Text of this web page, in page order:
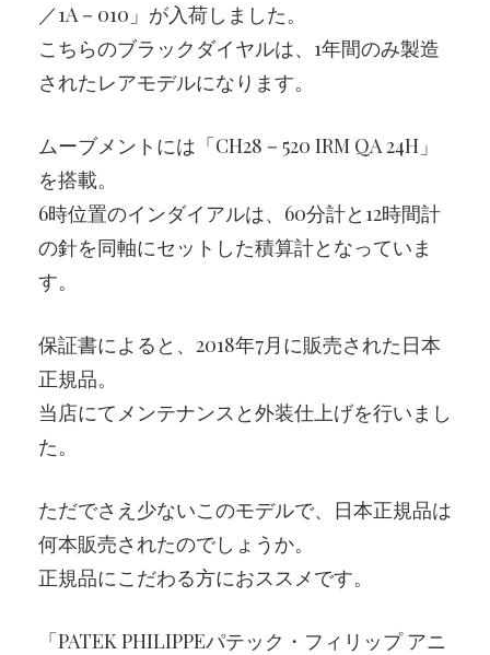
／1A－010」が入荷しました。
こちらのブラックダイヤルは、1年間のみ製造
されたレアモデルになります。
ムーブメントには「CH28－520 IRM QA 24H」
を搭載。
6時位置のインダイアルは、60分計と12時間計
の針を同軸にセットした積算計となっていま
す。
保証書によると、2018年7月に販売された日本
正規品。
当店にてメンテナンスと外装仕上げを行いまし
た。
ただでさえ少ないこのモデルで、日本正規品は
何本販売されたのでしょうか。
正規品にこだわる方におススメです。
「PATEK PHILIPPEパテック・フィリップ アニ